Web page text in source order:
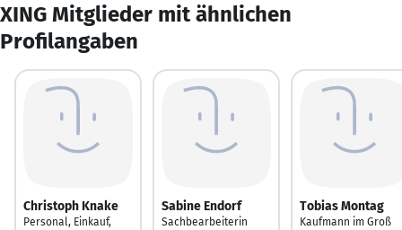
XING Mitglieder mit ähnlichen
Profilangaben
Christoph Knake
Personal, Einkauf,
Sabine Endorf
Sachbearbeiterin
Tobias Montag
Kaufmann im Groß